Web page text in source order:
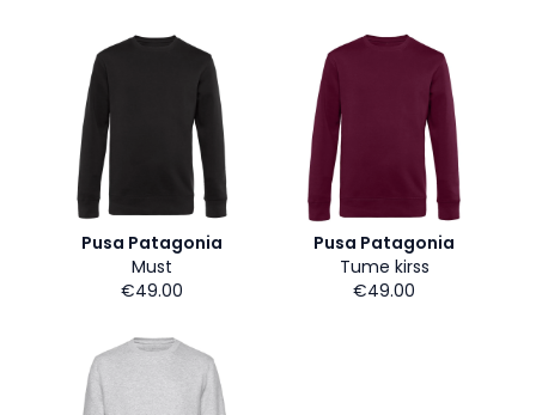
Pusa Patagonia
Must
€49.00
Pusa Patagonia
Tume kirss
€49.00